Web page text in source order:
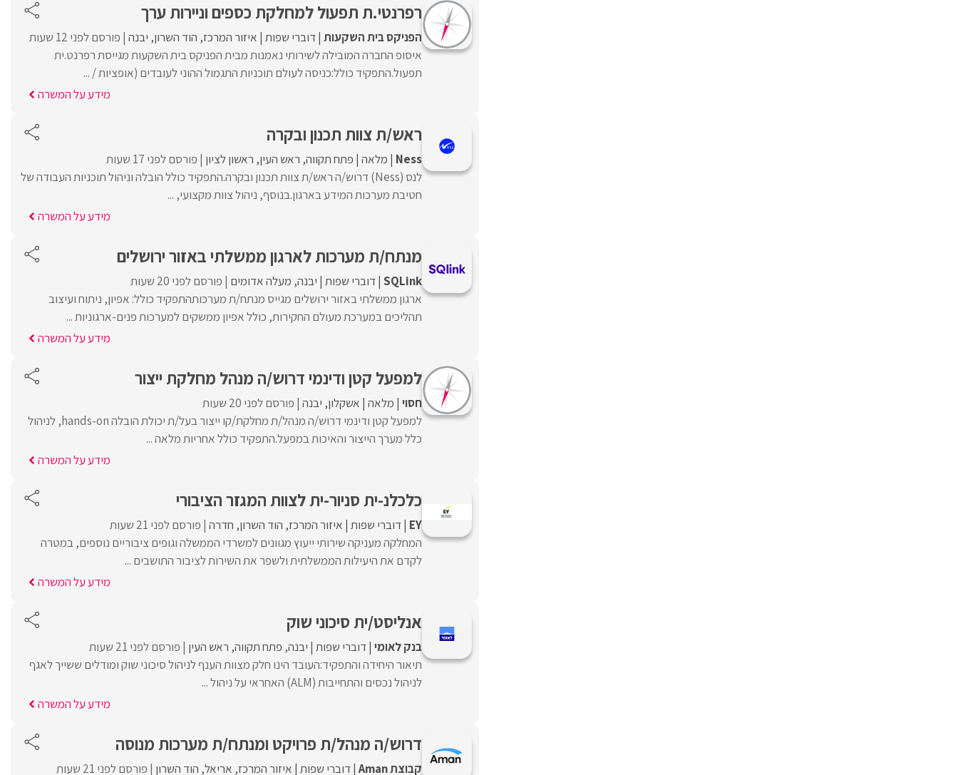
רפרנטי.ת תפעול למחלקת כספים וניירות ערך
הפניקס בית השקעות דוברי שפות איזור המרכז הוד השרון יבנה פורסם לפני 12 שעות
איסופ החברה המובילה לשירותי נאמנות מבית הפניקס בית השקעות מגייסת רפרנט.ית
תפעול.התפקיד כולל:כניסה לעולם תוכניות התגמול ההוני לעובדים (אופציות / ...
מידע על המשרה
ראש/ת צוות תכנון ובקרה
Ness מלאה פתח תקווה ראש העין ראשון לציון פורסם לפני 17 שעות
לנס (Ness) דרוש/ה ראש/ת צוות תכנון ובקרה.התפקיד כולל הובלה וניהול תוכניות העבודה של
חטיבת מערכות המידע בארגון.בנוסף, ניהול צוות מקצועי, ...
מידע על המשרה
מנתח/ת מערכות לארגון ממשלתי באזור ירושלים
SQLink דוברי שפות יבנה מעלה אדומים פורסם לפני 20 שעות
ארגון ממשלתי באזור ירושלים מגייס מנתח/ת מערכותהתפקיד כולל: אפיון, ניתוח ועיצוב
תהליכים במערכת מעולם החקירות, כולל אפיון ממשקים למערכות פנים-ארגוניות ...
מידע על המשרה
למפעל קטן ודינמי דרוש/ה מנהל מחלקת ייצור
חסוי מלאה אשקלון יבנה פורסם לפני 20 שעות
למפעל קטן ודינמי דרוש/ה מנהל/ת מחלקת/קו ייצור בעל/ת יכולת הובלה hands-on, לניהול
כלל מערך הייצור והאיכות במפעל.התפקיד כולל אחריות מלאה ...
מידע על המשרה
כלכלנ-ית סניור-ית לצוות המגזר הציבורי
EY דוברי שפות איזור המרכז הוד השרון חדרה פורסם לפני 21 שעות
המחלקה מעניקה שירותי ייעוץ מגוונים למשרדי הממשלה וגופים ציבוריים נוספים, במטרה
לקדם את היעילות הממשלתית ולשפר את השירות לציבור התושבים ...
מידע על המשרה
אנליסט/ית סיכוני שוק
בנק לאומי דוברי שפות יבנה פתח תקווה ראש העין פורסם לפני 21 שעות
תיאור היחידה והתפקיד:העובד הינו חלק מצוות הענף לניהול סיכוני שוק ומודלים ששייך לאגף
לניהול נכסים והתחייבות (ALM) האחראי על ניהול ...
מידע על המשרה
דרוש/ה מנהל/ת פרויקט ומנתח/ת מערכות מנוסה
קבוצת Aman דוברי שפות איזור המרכז אריאל הוד השרון פורסם לפני 21 שעות